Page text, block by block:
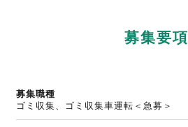
募集要項
募集職種
ゴミ収集、ゴミ収集車運転＜急募＞